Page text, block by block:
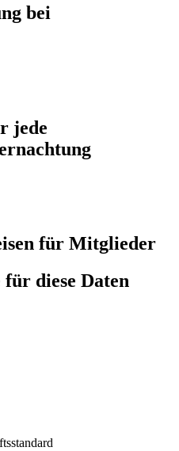
bei
jede
für Mitglieder
diese Daten